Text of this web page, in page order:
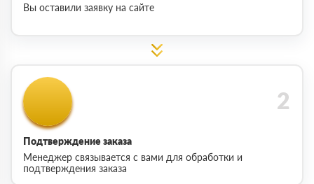
Вы оставили заявку на сайте
Подтверждение заказа
Менеджер связывается с вами для обработки и
подтверждения заказа